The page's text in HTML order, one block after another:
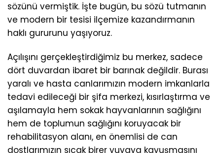
sözünü vermiştik. İşte bugün, bu sözü tutmanın
ve modern bir tesisi ilçemize kazandırmanın
haklı gururunu yaşıyoruz.
Açılışını gerçekleştirdiğimiz bu merkez, sadece
dört duvardan ibaret bir barınak değildir. Burası
yaralı ve hasta canlarımızın modern imkanlarla
tedavi edileceği bir şifa merkezi, kısırlaştırma ve
aşılamayla hem sokak hayvanlarının sağlığını
hem de toplumun sağlığını koruyacak bir
rehabilitasyon alanı, en önemlisi de can
dostlarımızın sıcak birer yuvaya kavuşmasını